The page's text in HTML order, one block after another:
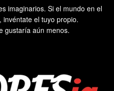
imaginarios. Si el mundo en el
el tuyo propio.
gustaría aún menos.